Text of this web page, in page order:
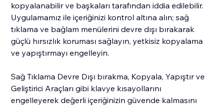
kopyalanabilir ve başkaları tarafından iddia edilebilir.
Uygulamamız ile içeriğinizi kontrol altına alın; sağ
tıklama ve bağlam menülerini devre dışı bırakarak
güçlü hırsızlık koruması sağlayın, yetkisiz kopyalama
ve yapıştırmayı engelleyin.
Sağ Tıklama Devre Dışı bırakma, Kopyala, Yapıştır ve
Geliştirici Araçları gibi klavye kısayollarını
engelleyerek değerli içeriğinizin güvende kalmasını